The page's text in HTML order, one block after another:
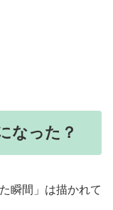
なった？
瞬間」は描かれて